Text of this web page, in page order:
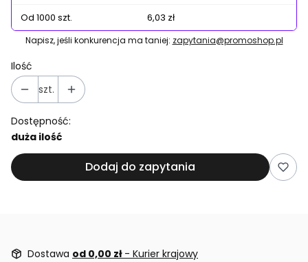
Od 1000 szt.
6,03 zł
Napisz, jeśli konkurencja ma taniej: zapytania@promoshop.pl
Ilość
szt.
Dostępność:
duża ilość
Dodaj do zapytania
Dostawa od 0,00 zł - Kurier krajowy